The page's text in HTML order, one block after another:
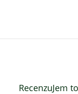
RecenzuJem